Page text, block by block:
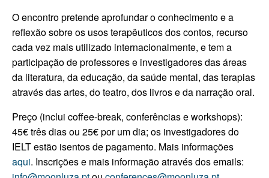
O encontro pretende aprofundar o conhecimento e a
reflexão sobre os usos terapêuticos dos contos, recurso
cada vez mais utilizado internacionalmente, e tem a
participação de professores e investigadores das áreas
da literatura, da educação, da saúde mental, das terapias
através das artes, do teatro, dos livros e da narração oral.
Preço (inclui coffee-break, conferências e workshops):
45€ três dias ou 25€ por um dia; os investigadores do
IELT estão isentos de pagamento. Mais informações
aqui. Inscrições e mais informação através dos emails: